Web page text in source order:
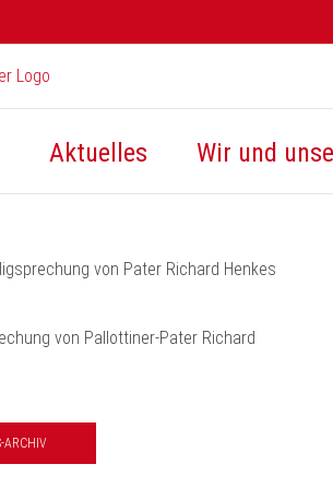
Aktuelles Wir und
von Pater Richard Henkes
ARCHIV